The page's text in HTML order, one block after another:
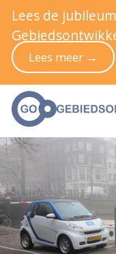
Lees de
Lees meer →